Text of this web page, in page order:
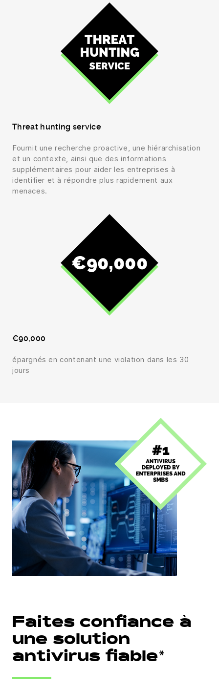
Threat hunting service
Fournit une recherche proactive, une hiérarchisation
et un contexte, ainsi que des informations
supplémentaires pour aider les entreprises à
identifier et à répondre plus rapidement aux
menaces.
€90,000
épargnés en contenant une violation dans les 30
jours
Faites confiance à
une solution
antivirus fiable*